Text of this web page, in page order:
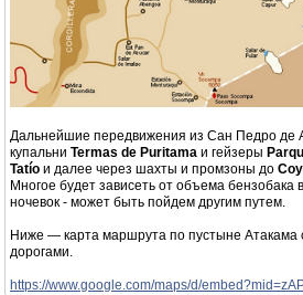
Дальнейшие передвижения из Сан Педро де
купальни Termas de Puritama и гейзеры
Tatío и далее через шахты и промзоны до
Многое будет зависеть от объема
ночевок - может быть пойдем другим путем.
Ниже — карта маршрута по пустыне Атакама
дорогами.
https://www.google.com/maps/d/